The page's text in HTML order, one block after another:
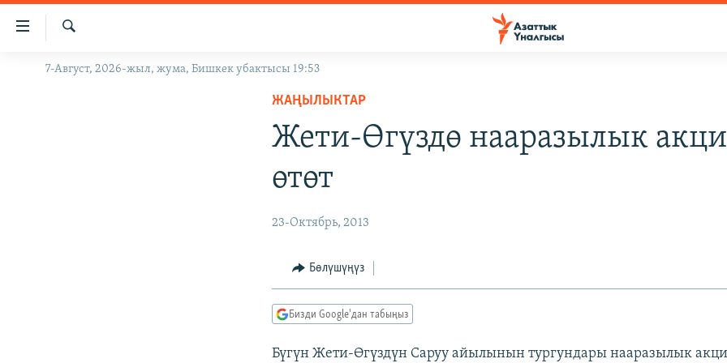
Линктер
Мазмунга
Навигацияга
ЖАҢЫЛЫКТАР
Издөө
7-Август, 2026-жыл, жума, Бишкек убактысы 19:53
ЖАҢЫЛЫКТАР
Жети-Өгүздө нааразылык
өтөт
23-Октябрь, 2013
Бөлүшүңүз
Бизди Google'дан табыңыз
Бүгүн Жети-Өгүздүн Саруу айылынын тургундары нааразылык